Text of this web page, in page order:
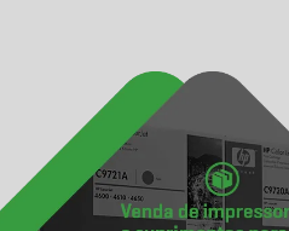
a Allgo efetua manutenção
eficiência a Allgo busca